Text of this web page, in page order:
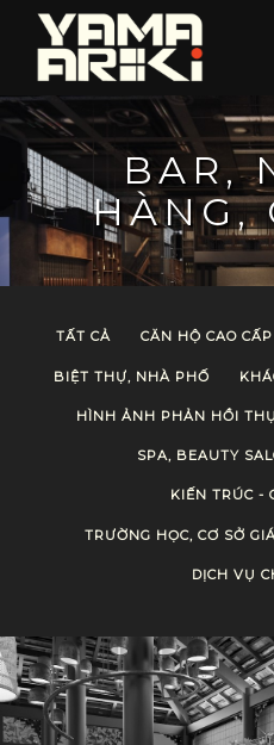
BAR,
HÀNG,
TẤT CẢ CĂN HỘ CAO CẤP
BIỆT THỰ, NHÀ PHỐ
HÌNH ẢNH PHẢN HỒI
SPA, BEAUTY
KIẾN TRÚC -
TRƯỜNG HỌC, CƠ SỞ
DỊCH VỤ